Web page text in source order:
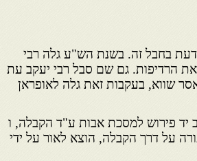
בחבל זה. בשנת הש"ע גלה רבי
הרדיפות. גם שם סבל רבי יעקב עת
שווא, בעקבות זאת גלה לאופראן
יד פירוש למסכת אבות ע"ד הקבלה, ו
על דרך הקבלה, הוצא לאור על ידי